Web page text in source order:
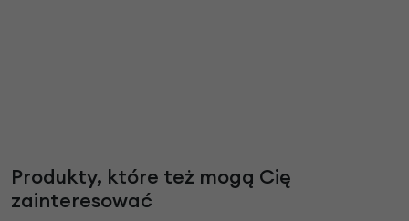
Produkty, które też mogą Cię
zainteresować